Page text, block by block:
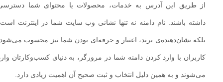
از طریق این آدرس به خدمات، محصولات یا محتوای شما دسترسی
داشته باشند. نام دامنه نه‌ تنها نشانی وب‌ سایت شما در اینترنت است،
بلکه نشان‌دهنده‌ی برند، اعتبار و حرفه‌ای بودن شما نیز محسوب می‌شود.
کاربران با وارد کردن دامنه شما در مرورگر، به دنیای کسب‌وکارتان وارد
می‌شوند و به همین دلیل انتخاب و ثبت صحیح آن اهمیت زیادی دارد.